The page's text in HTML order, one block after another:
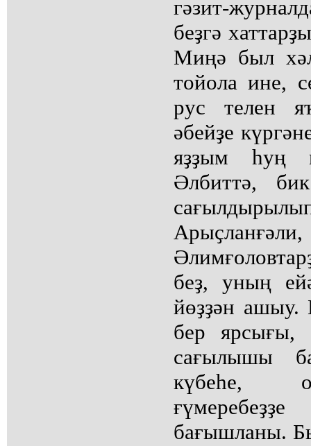
гәзит-
беҙгә
Миңә был
тойола ине,
рус телен
әбейҙе
яҙҙым һуң
Әлбиттә,
беҙ, уның
йөҙҙән ашыу.
бер ярсығы,
сағылышы
күбеһе,
бағышланы.